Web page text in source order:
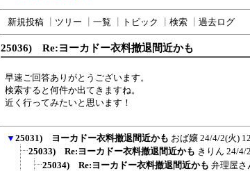
新規投稿 ツリー 一覧 トピック 検索 過去ログ
25036) Re:ヨーカドー衣料撤退間近かも
早速ご回答ありがとうございます。
検索すると何件か出てきますね。
近く行ってみたいと思います！
▼ 25031) ヨーカドー衣料撤退間近かも おば嬢 24/4/2(火)
25033) Re:ヨーカドー衣料撤退間近かも きりん 24/4/
25034) Re:ヨーカドー衣料撤退間近かも 弁理屋さ